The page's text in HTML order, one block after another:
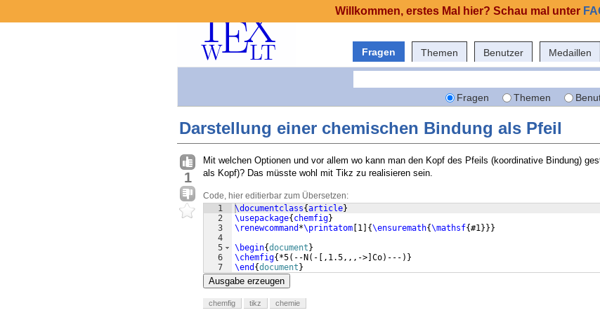
Fragen Themen Benutzer Medaillen
Fragen Themen
Darstellung einer chemischen Bindung als Pfeil
1
Mit welchen Optionen und vor allem wo kann man den Kopf des Pfeils (koordinative Bindung)
als Kopf)? Das müsste wohl mit Tikz zu realisieren sein.
Code, hier editierbar zum Übersetzen:
1
2
3
4
5
6
7
\documentclass{article}
\usepackage{ chemfig}
\renewcommand *\printatom 1 {\ensuremath{\mathsf{#1}}}
\begin{document }
\chemfig{ *5( --N ( - ,1.5,,,-> Co) --- )}
\end {document }
Ausgabe erzeugen
chemfig tikz chemie
Willkommen, erstes Mal hier? Schau mal unter